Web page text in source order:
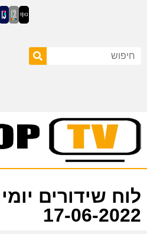
לוח שידורים
17-06-2022